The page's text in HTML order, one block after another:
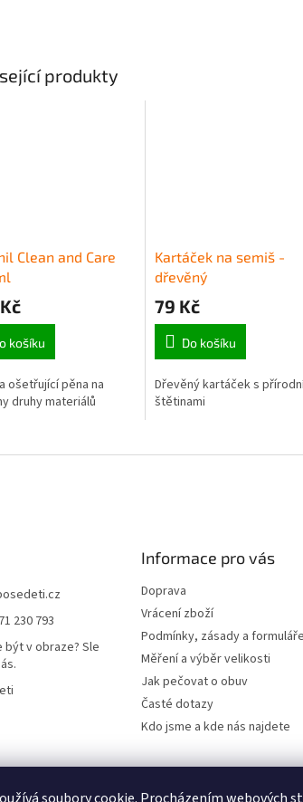
produkty
Clean and Care
košíku
ošetřující pěna na
druhy materiálů
Kartáček na semiš -
dřevěný
79 Kč
Do košíku
Dřevěný kartáček s
štětinami
230 793
být v obraze? Sle
Informace pro vás
Doprava
Vrácení zboží
Podmínky, zásady a formuláře
Měření a výběr velikosti
Jak pečovat o obuv
Časté dotazy
Kdo jsme a kde nás najdete